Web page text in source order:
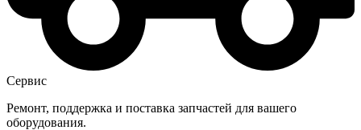
Сервис
Ремонт, поддержка и поставка запчастей для вашего
оборудования.